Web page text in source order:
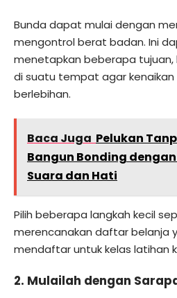
Bunda dapat mulai dengan
mengontrol berat badan. Ini
menetapkan beberapa
di suatu tempat agar
berlebihan.
Baca Juga Pelukan
Bangun Bonding
Suara dan Hati
Pilih beberapa langkah kecil
merencanakan daftar belanja
mendaftar untuk kelas latihan
2. Mulailah dengan